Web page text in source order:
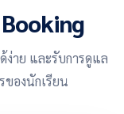
ง่าย และรับการดูแล
ของนักเรียน